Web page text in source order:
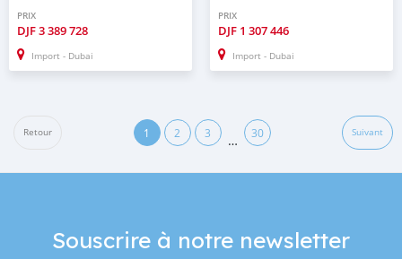
PRIX
DJF3 389 728
Import - Dubai
PRIX
DJF 1 307 446
Import - Dubai
Retour 1 2 3 … 30 Suivant
Souscrire à notre newsletter